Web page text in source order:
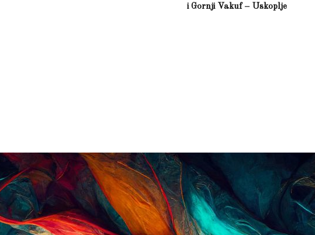
i Gornji Vakuf – Uskoplje